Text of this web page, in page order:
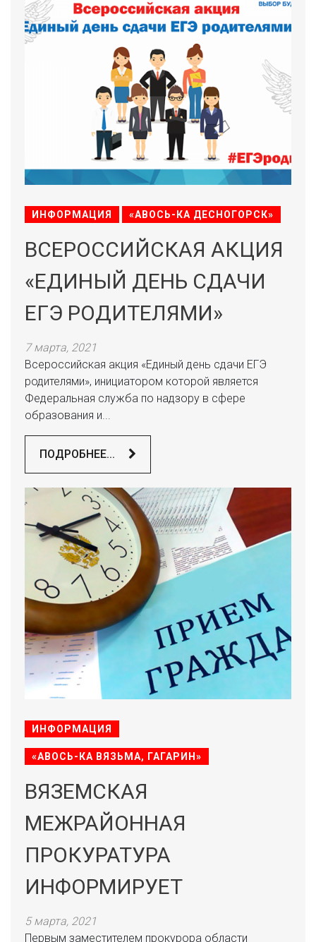
ИНФОРМАЦИЯ «АВОСЬ-КА ДЕСНОГОРСК»
ВСЕРОССИЙСКАЯ АКЦИЯ
«ЕДИНЫЙ ДЕНЬ СДАЧИ
ЕГЭ РОДИТЕЛЯМИ»
7 марта, 2021
Всероссийская акция «Единый день сдачи ЕГЭ
родителями», инициатором которой является
Федеральная служба по надзору в сфере
образования и...
ПОДРОБНЕЕ...
ИНФОРМАЦИЯ
«АВОСЬ-КА ВЯЗЬМА, ГАГАРИН»
ВЯЗЕМСКАЯ
МЕЖРАЙОННАЯ
ПРОКУРАТУРА
ИНФОРМИРУЕТ
5 марта, 2021
Первым заместителем прокурора области